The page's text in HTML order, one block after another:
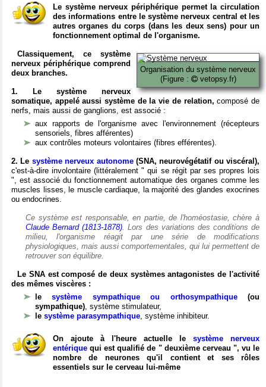
Le système nerveux périphérique permet la circulation
des informations entre le système nerveux central et les
autres organes du corps (dans les deux sens) pour un
fonctionnement optimal de l'organisme.
Organisation du système nerveux
(Figure :
vetopsy.fr)
Classiquement, ce système
nerveux périphérique comprend
deux branches.
1. Le système nerveux
somatique, appelé aussi système de la vie de relation, composé de
nerfs, mais aussi de ganglions, est associé :
aux rapports de l'organisme avec l'environnement (récepteurs
sensoriels, fibres afférentes)
aux contrôles moteurs volontaires (fibres efférentes).
2. Le système nerveux autonome(SNA, neurovégétatif ou viscéral),
c'est-à-dire involontaire (littéralement " qui se régit par ses propres lois
", est associé du fonctionnement automatique des organes comme les
muscles lisses, le muscle cardiaque, la majorité des glandes exocrines
ou endocrines.
Ce système est responsable, en partie, de l'homéostasie, chère à
Claude Bernard (1813-1878). Lors des variations des conditions de
milieu, l'organisme réagit par une série de modifications
physiologiques, mais aussi comportementales, qui lui permettent de
retrouver son équilibre.
Le SNA est composé de deux systèmes antagonistes de l'activité
des mêmes viscères :
lesystème sympathique ou orthosympathique(ou
sympathique), système stimulateur,
le système parasympathique, système inhibiteur.
On ajoute à l'heure actuelle le système nerveux
entérique qui est qualifié de " deuxième cerveau ", vu le
nombre de neurones qu'il contient et ses rôles
essentiels sur le cerveau lui-même